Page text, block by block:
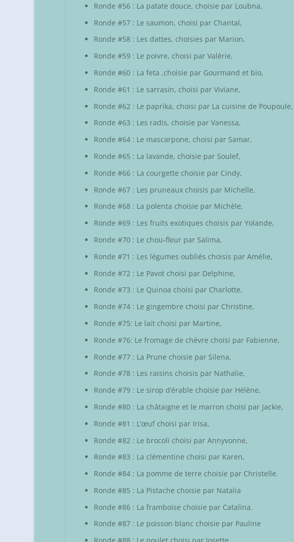
Ronde #56 : La patate douce, choisie par Loubna,
Ronde #57 : Le saumon, choisi par Chantal,
Ronde #58 : Les dattes, choisies par Marion,
Ronde #59 : Le poivre, choisi par Valérie,
Ronde #60 : La feta ,choisie par Gourmand et bio,
Ronde #61 : Le sarrasin, choisi par Viviane,
Ronde #62 : Le paprika, choisi par La cuisine de Poupoule,
Ronde #63 : Les radis, choisie par Vanessa,
Ronde #64 : Le mascarpone, choisi par Samar,
Ronde #65 : La lavande, choisie par Soulef,
Ronde #66 : La courgette choisie par Cindy,
Ronde #67 : Les pruneaux choisis par Michelle,
Ronde #68 : La polenta choisie par Michèle,
Ronde #69 : Les fruits exotiques choisis par Yolande,
Ronde #70 : Le chou-fleur par Salima,
Ronde #71 : Les légumes oubliés choisis par Amélie,
Ronde #72 : Le Pavot choisi par Delphine,
Ronde #73 : Le Quinoa choisi parCharlotte,
Ronde #74 : Le gingembre choisi par Christine,
Ronde #75: Le lait choisi par Martine,
Ronde #76: Le fromage de chèvre choisi par Fabienne,
Ronde #77 : La Prune choisie par Silena,
Ronde #78 : Les raisins choisis par Nathalie,
Ronde #79 : Le sirop d’érable choisie par Hélène,
Ronde #80 : La châtaigne et le marron choisi par Jackie,
Ronde #81 : L’œuf choisi parIrisa,
Ronde #82 : Le brocoli choisi parAnnyvonne,
Ronde #83 : La clémentine choisi par Karen,
Ronde #84 : La pomme de terre choisie par Christelle.
Ronde #85 : La Pistache choisie par Natalia
Ronde #86 : La framboise choisie par Catalina.
Ronde #87 : Le poisson blanc choisie par Pauline